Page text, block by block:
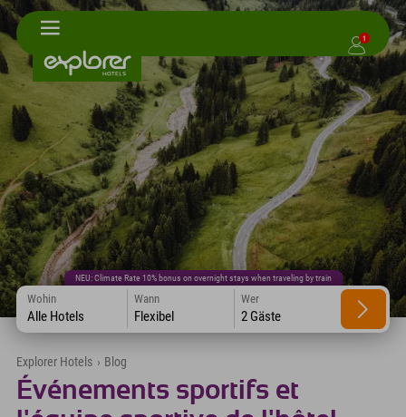
1
NEU: Climate Rate 10% bonus on overnight stays when traveling by train
Wohin
Alle Hotels
Wann
Flexibel
Wer
2 Gäste
Explorer Hotels › Blog
Événements sportifs et